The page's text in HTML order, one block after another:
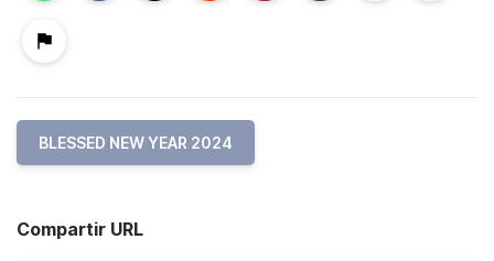
BLESSED NEW YEAR 2024
Compartir URL